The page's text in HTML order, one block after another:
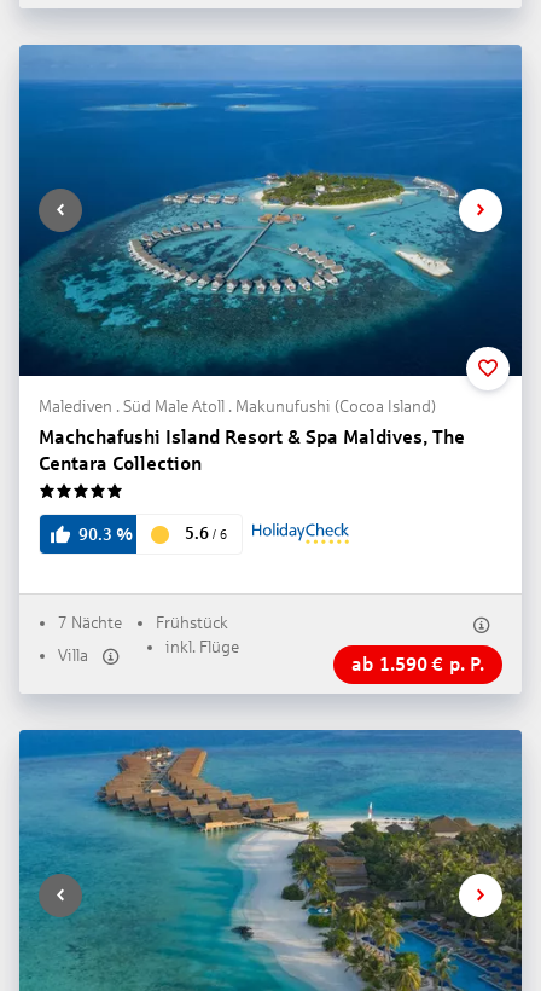
Malediven . Süd Male Atoll . Makunufushi (Cocoa Island)
Machchafushi Island Resort & Spa Maldives, The
Centara Collection
5
90.3 % 5.6 / 6
7 Nächte
Frühstück
Villa
inkl. Flüge
ab 1.590€ p. P.